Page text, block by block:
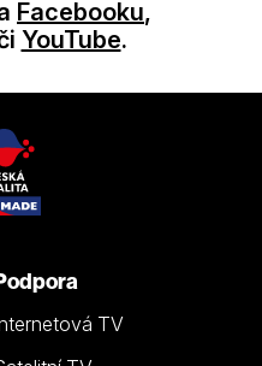
Facebooku,
YouTube.
TV